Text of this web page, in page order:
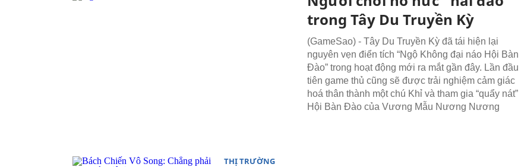
trong Tây Du Truyền Kỳ
(GameSao) - Tây Du Truyền Kỳ đã tái hiện lại
nguyên vẹn điển tích “Ngộ Không đại náo Hội Bàn
Đào” trong hoạt động mới ra mắt gần đây. Lần đầu
tiên game thủ cũng sẽ được trải nghiệm cảm giác
hoá thân thành một chú Khỉ và tham gia “quẩy nát”
Hội Bàn Đào của Vương Mẫu Nương Nương
THỊ TRƯỜNG